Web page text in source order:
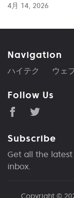
4月 14, 2026
Navigation
ハイテク ウェ
Follow Us
Subscribe
Get all the
inbox.
Copyright ©